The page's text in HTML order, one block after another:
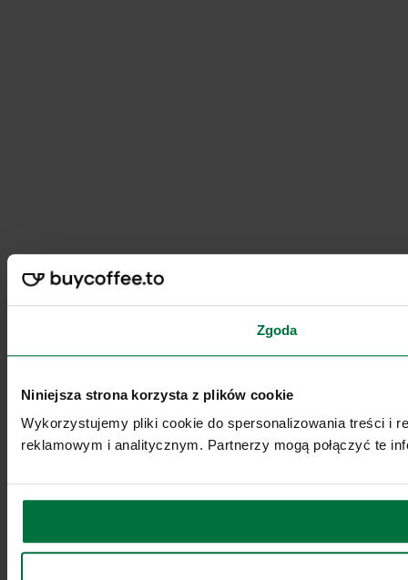
Zgoda
Niniejsza strona korzysta z plików cookie
Wykorzystujemy pliki cookie do spersonalizowania treści i
reklamowym i analitycznym. Partnerzy mogą połączyć te